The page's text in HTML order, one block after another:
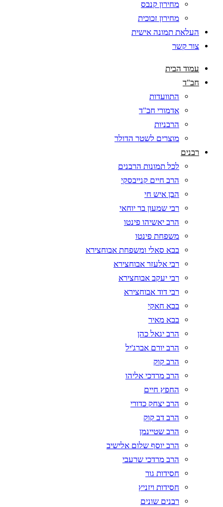
מחירון קנבס
מחירון זכוכית
העלאת תמונה אישית
צור קשר
עמוד הבית
חב"ד
התוועדות
אדמורי חב"ד
הרבניות
מוצרים לשטר הדולר
רבנים
לכל תמונות הרבנים
הרב חיים קנייבסקי
הבן איש חי
רבי שמעון בר יוחאי
הרב יאשיהו פינטו
משפחת פינטו
בבא סאלי ומשפחת אבוחצירא
רבי אלעזר אבוחצירא
רבי יעקב אבוחצירא
רבי דוד אבוחצירא
בבא חאקי
בבא מאיר
הרב יגאל כהן
הרב יורם אברג'יל
הרב קוק
הרב מרדכי אליהו
החפץ חיים
הרב יצחק כדורי
הרב דב קוק
הרב שטיינמן
הרב יוסף שלום אלישיב
הרב מרדכי שרעבי
חסידות גור
חסידות ויזניץ
רבנים שונים